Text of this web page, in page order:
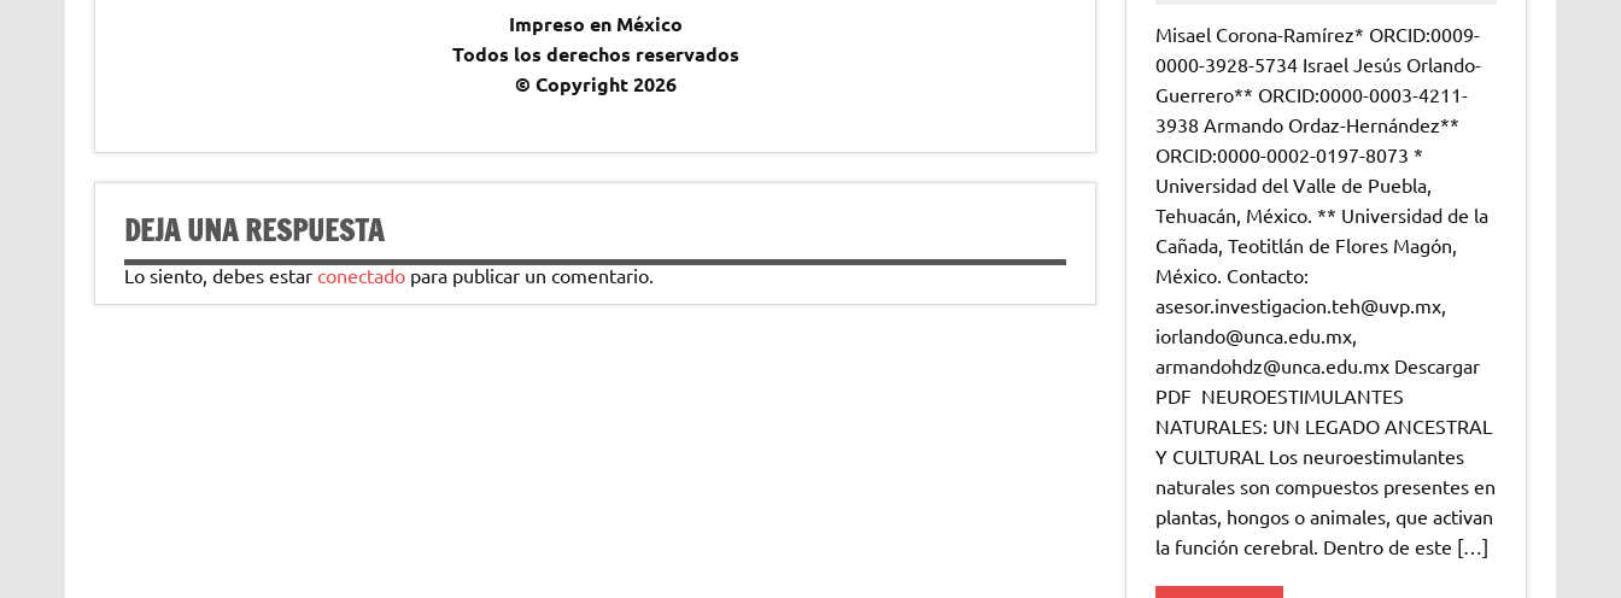
Impreso en México
Todos los derechos reservados
© Copyright 2026
DEJA UNA RESPUESTA
Lo siento, debes estar conectadopara publicar un comentario.
Misael Corona-Ramírez* ORCID:0009-
0000-3928-5734 Israel Jesús Orlando-
Guerrero** ORCID:0000-0003-4211-
3938 Armando Ordaz-Hernández**
ORCID:0000-0002-0197-8073 *
Universidad del Valle de Puebla,
Tehuacán, México. ** Universidad de la
Cañada, Teotitlán de Flores Magón,
México. Contacto:
asesor.investigacion.teh@uvp.mx,
iorlando@unca.edu.mx,
armandohdz@unca.edu.mx Descargar
PDF NEUROESTIMULANTES
NATURALES: UN LEGADO ANCESTRAL
Y CULTURAL Los neuroestimulantes
naturales son compuestos presentes en
plantas, hongos o animales, que activan
la función cerebral. Dentro de este […]